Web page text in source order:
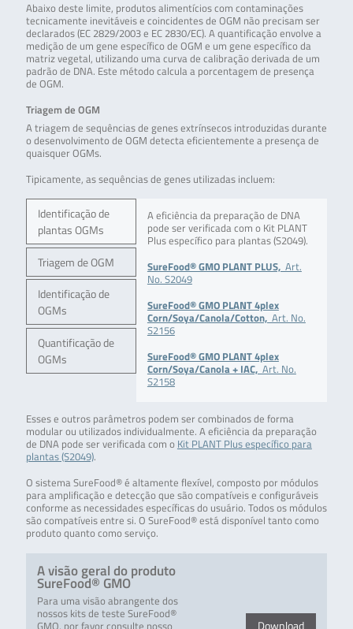
Abaixo deste limite, produtos alimentícios com contaminações
tecnicamente inevitáveis e coincidentes de OGM não precisam ser
declarados (EC 2829/2003 e EC 2830/EC). A quantificação envolve a
medição de um gene específico de OGM e um gene específico da
matriz vegetal, utilizando uma curva de calibração derivada de um
padrão de DNA. Este método calcula a porcentagem de presença
de OGM.
Triagem de OGM
A triagem de sequências de genes extrínsecos introduzidas durante
o desenvolvimento de OGM detecta eficientemente a presença de
quaisquer OGMs.
Tipicamente, as sequências de genes utilizadas incluem:
Identificação de
plantas OGMs
Triagem de OGM
Identificação de
OGMs
Quantificação de
OGMs
A eficiência da preparação de DNA
pode ser verificada com o Kit PLANT
Plus específico para plantas (S2049).
SureFood® GMO PLANT PLUS,Art.
No. S2049
SureFood® GMO PLANT 4plex
Corn/Soya/Canola/Cotton,Art. No.
S2156
SureFood® GMO PLANT 4plex
Corn/Soya/Canola + IAC,Art. No.
S2158
Esses e outros parâmetros podem ser combinados de forma
modular ou utilizados individualmente. A eficiência da preparação
de DNA pode ser verificada com o Kit PLANT Plus específico para
plantas (S2049).
O sistema SureFood® é altamente flexível, composto por módulos
para amplificação e detecção que são compatíveis e configuráveis
conforme as necessidades específicas do usuário. Todos os módulos
são compatíveis entre si. O SureFood® está disponível tanto como
produto quanto como serviço.
A visão geral do produto
SureFood® GMO
Para uma visão abrangente dos
nossos kits de teste SureFood®
Download